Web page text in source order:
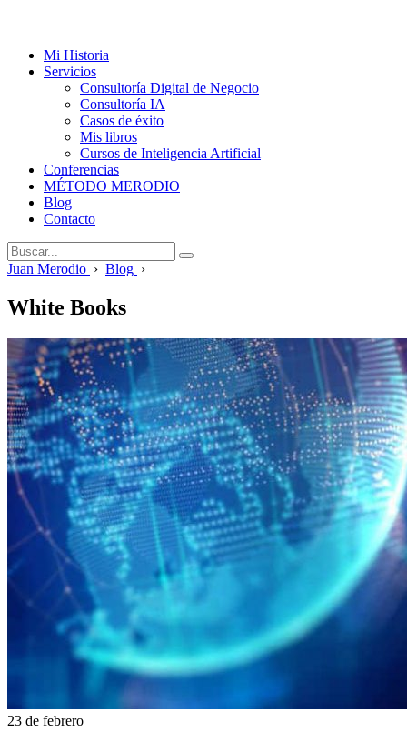
Mi Historia
Servicios
Consultoría Digital de Negocio
Consultoría IA
Casos de éxito
Mis libros
Cursos de Inteligencia Artificial
Conferencias
MÉTODO MERODIO
Blog
Contacto
Juan Merodio › Blog ›
White Books
23 de febrero